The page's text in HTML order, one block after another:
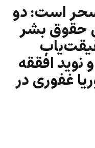
سحر است: دو
حقوق بشر
افققه
غفوری در